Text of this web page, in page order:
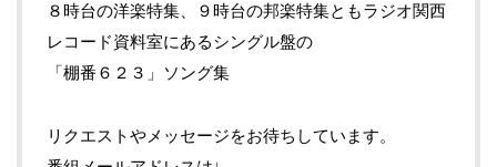
８時台の洋楽特集、９時台の邦楽特集ともラジオ関西
レコード資料室にあるシングル盤の
「棚番６２３」ソング集
リクエストやメッセージをお待ちしています。